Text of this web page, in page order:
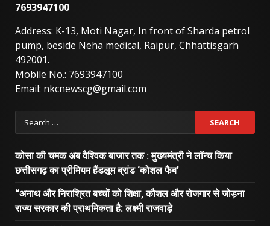
7693947100
Address: K-13, Moti Nagar, In front of Sharda petrol
pump, beside Neha medical, Raipur, Chhattisgarh
492001.
Mobile No.: 7693947100
Email: nkcnewscg@gmail.com
Search
for:
कोसा की चमक अब वैश्विक बाजार तक : मुख्यमंत्री ने लॉन्च किया
छत्तीसगढ़ का प्रीमियम हैंडलूम ब्रांड ‘कोशल फैब’
“अनाथ और निराश्रित बच्चों को शिक्षा, कौशल और रोजगार से जोड़ना
राज्य सरकार की प्राथमिकता है: लक्ष्मी राजवाड़े